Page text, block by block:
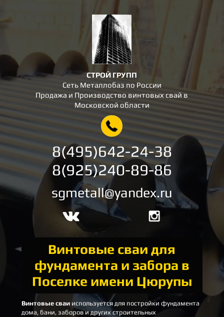
СТРОЙ ГРУПП
Сеть Металлобаз по России
Продажа и Производство винтовых свай в
Московской области
8(495)642-24-38
8(925)240-89-86
sgmetall@yandex.ru
Винтовые сваи для
фундамента и забора в
Поселке имени Цюрупы
Винтовые сваи используетсядля постройки фундамента
дома, бани, заборов и других строительных